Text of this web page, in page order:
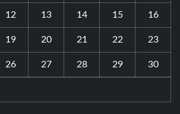
12 13 14 15 16
19 20 21 22 23
26 27 28 29 30